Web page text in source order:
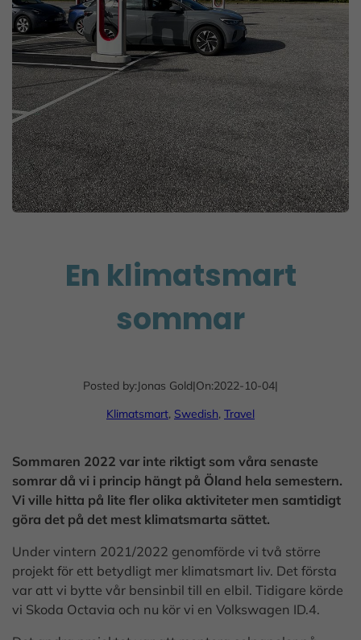
En klimatsmart
sommar
Posted by:Jonas Gold|On:2022-10-04|
Klimatsmart, Swedish, Travel
Sommaren 2022 var inte riktigt som våra senaste
somrar då vi i princip hängt på Öland hela semestern.
Vi ville hitta på lite fler olika aktiviteter men samtidigt
göra det på det mest klimatsmarta sättet.
Under vintern 2021/2022 genomförde vi två större
projekt för ett betydligt mer klimatsmart liv. Det första
var att vi bytte vår bensinbil till en elbil. Tidigare körde
vi Skoda Octavia och nu kör vi en Volkswagen ID.4.